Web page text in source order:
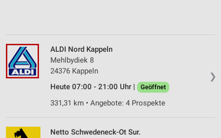
❯
ALDI Nord Kappeln
Mehlbydiek 8
24376 Kappeln
Heute 07:00 - 21:00 Uhr |
Geöffnet
331,31 km • Angebote: 4 Prospekte
Netto Schwedeneck-Ot Sur.